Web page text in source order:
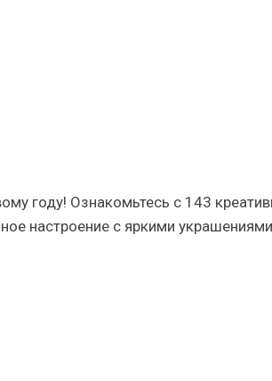
году! Ознакомьтесь с 143
настроение с яркими